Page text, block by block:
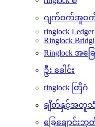
ဂျက်ဝက်အူဝ
ringlock Ledger
Ringlock
Ringlock အခ
ဦး ခေါင်း
ringlock တြိဂံ
ချိတ်နှင့်အတူသံ
ခြေချောင်း